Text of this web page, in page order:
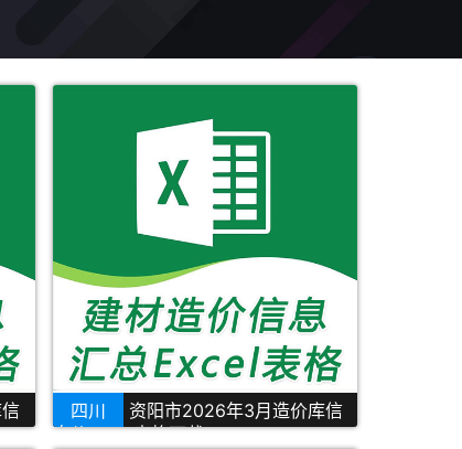
四川
资阳市2026年3月造价库信
息价Excel表格下载